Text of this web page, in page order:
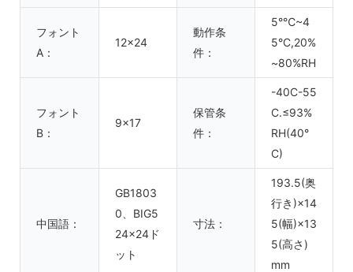
フォント
A：
12x24
動作条
件：
5°℃~4
5°C,20%
~80%RH
フォント
B：
9x17
保管条
件：
-40C-55
C.≤93%
RH(40°
C)
中国語：
GB1803
0、BIG5
24x24ド
ット
寸法：
193.5(奥
行き)×14
5(幅)×13
5(高さ)
mm